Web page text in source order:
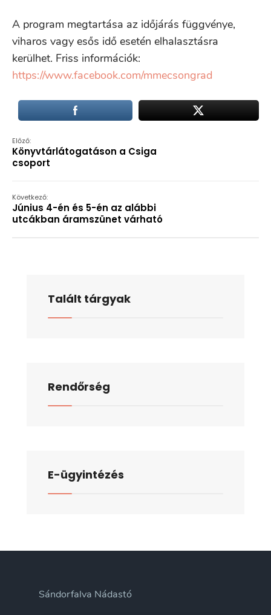
A program megtartása az időjárás függvénye,
viharos vagy esős idő esetén elhalasztásra
kerülhet. Friss információk:
https://www.facebook.com/mmecsongrad
Előző:
Könyvtárlátogatáson a Csiga
csoport
Következő:
Június 4-én és 5-én az alábbi
utcákban áramszünet várható
Talált tárgyak
Rendőrség
E-ügyintézés
Sándorfalva Nádastó